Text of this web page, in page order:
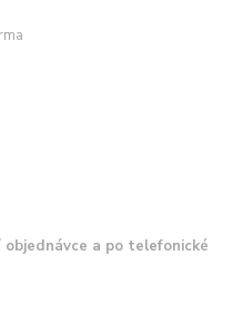
a po telefonické